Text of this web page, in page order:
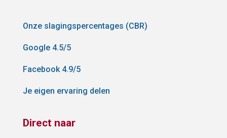
Onze slagingspercentages (CBR)
Google 4.5/5
Facebook 4.9/5
Je eigen ervaring delen
Direct naar